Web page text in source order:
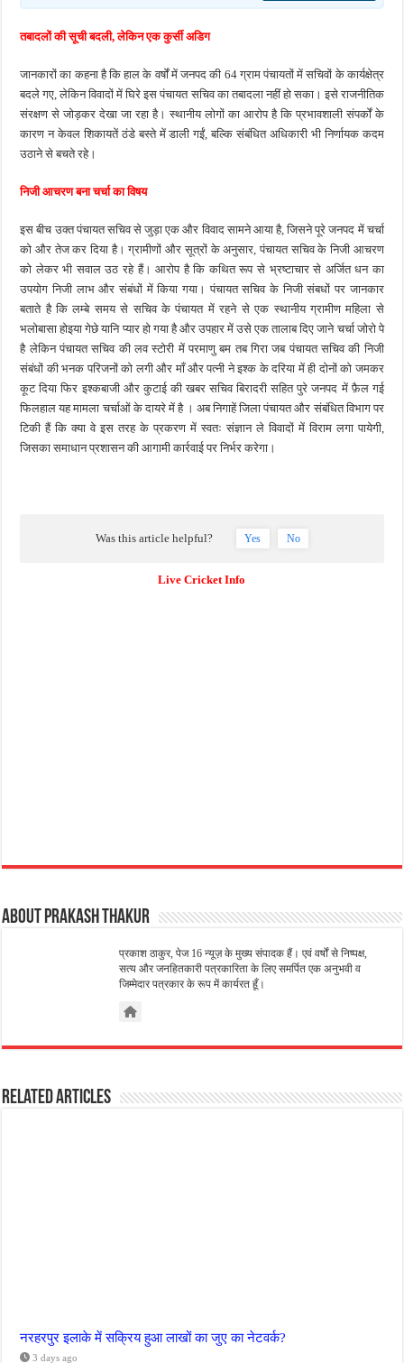
तबादलों की सूची बदली,लेकिन एक कुर्सी अडिग
जानकारों का कहना है कि हाल के वर्षों में जनपद की 64 ग्राम पंचायतों में सचिवों के कार्यक्षेत्र
बदले गए, लेकिन विवादों में घिरे इस पंचायत सचिव का तबादला नहीं हो सका। इसे राजनीतिक
संरक्षण से जोड़कर देखा जा रहा है। स्थानीय लोगों का आरोप है कि प्रभावशाली संपर्कों के
कारण न केवल शिकायतें ठंडे बस्ते में डाली गईं, बल्कि संबंधित अधिकारी भी निर्णायक कदम
उठाने से बचते रहे।
निजी आचरण बना चर्चा का विषय
इस बीच उक्त पंचायत सचिव से जुड़ा एक और विवाद सामने आया है, जिसने पूरे जनपद में चर्चा
को और तेज कर दिया है। ग्रामीणों और सूत्रों के अनुसार, पंचायत सचिव के निजी आचरण
को लेकर भी सवाल उठ रहे हैं। आरोप है कि कथित रूप से भ्रष्टाचार से अर्जित धन का
उपयोग निजी लाभ और संबंधों में किया गया। पंचायत सचिव के निजी संबधों पर जानकार
बताते है कि लम्बे समय से सचिव के पंचायत में रहने से एक स्थानीय ग्रामीण महिला से
भलोबासा होइया गेछे यानि प्यार हो गया है और उपहार में उसे एक तालाब दिए जाने चर्चा जोरो पे
है लेकिन पंचायत सचिव की लव स्टोरी में परमाणु बम तब गिरा जब पंचायत सचिव की निजी
संबंधों की भनक परिजनों को लगी और माँ और पत्नी ने इश्क के दरिया में ही दोनों को जमकर
कूट दिया फिर इश्कबाजी और कुटाई की खबर सचिव बिरादरी सहित पुरे जनपद में फ़ैल गई
फिलहाल यह मामला चर्चाओं के दायरे में है । अब निगाहें जिला पंचायत और संबंधित विभाग पर
टिकी हैं कि क्या वे इस तरह के प्रकरण में स्वतः संज्ञान ले विवादों में विराम लगा पायेगी,
जिसका समाधान प्रशासन की आगामी कार्रवाई पर निर्भर करेगा।
Was this article helpful? Yes No
Live Cricket Info
About Prakash Thakur
प्रकाश ठाकुर, पेज 16 न्यूज़ के मुख्य संपादक हैं। एवं वर्षों से निष्पक्ष,
सत्य और जनहितकारी पत्रकारिता के लिए समर्पित एक अनुभवी व
जिम्मेदार पत्रकार के रूप में कार्यरत हूँ।
Related Articles
नरहरपुर इलाके में सक्रिय हुआ लाखों का जुए का नेटवर्क?
3 days ago